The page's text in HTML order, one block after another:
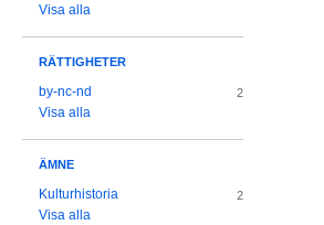
Visa alla
RÄTTIGHETER
by-nc-nd 2
Visa alla
ÄMNE
Kulturhistoria 2
Visa alla